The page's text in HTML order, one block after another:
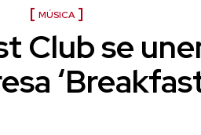
MÚSICA
Club se